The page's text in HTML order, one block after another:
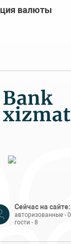
валюты
Сейчас на сайте:
авторизованные - 0
гости - 8